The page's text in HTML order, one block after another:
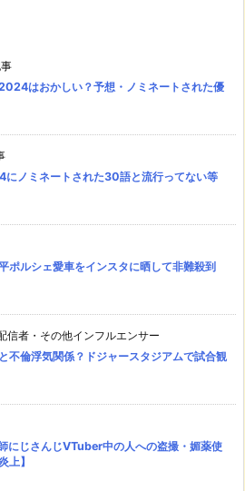
はおかしい？予想・ノミネートされた優
にノミネートされた30語と流行ってない等
ポルシェ愛車をインスタに晒して非難殺到
信者・その他インフルエンサー
不倫浮気関係？ドジャースタジアムで試合観
にじさんじVTuber中の人への盗撮・媚薬使
上】